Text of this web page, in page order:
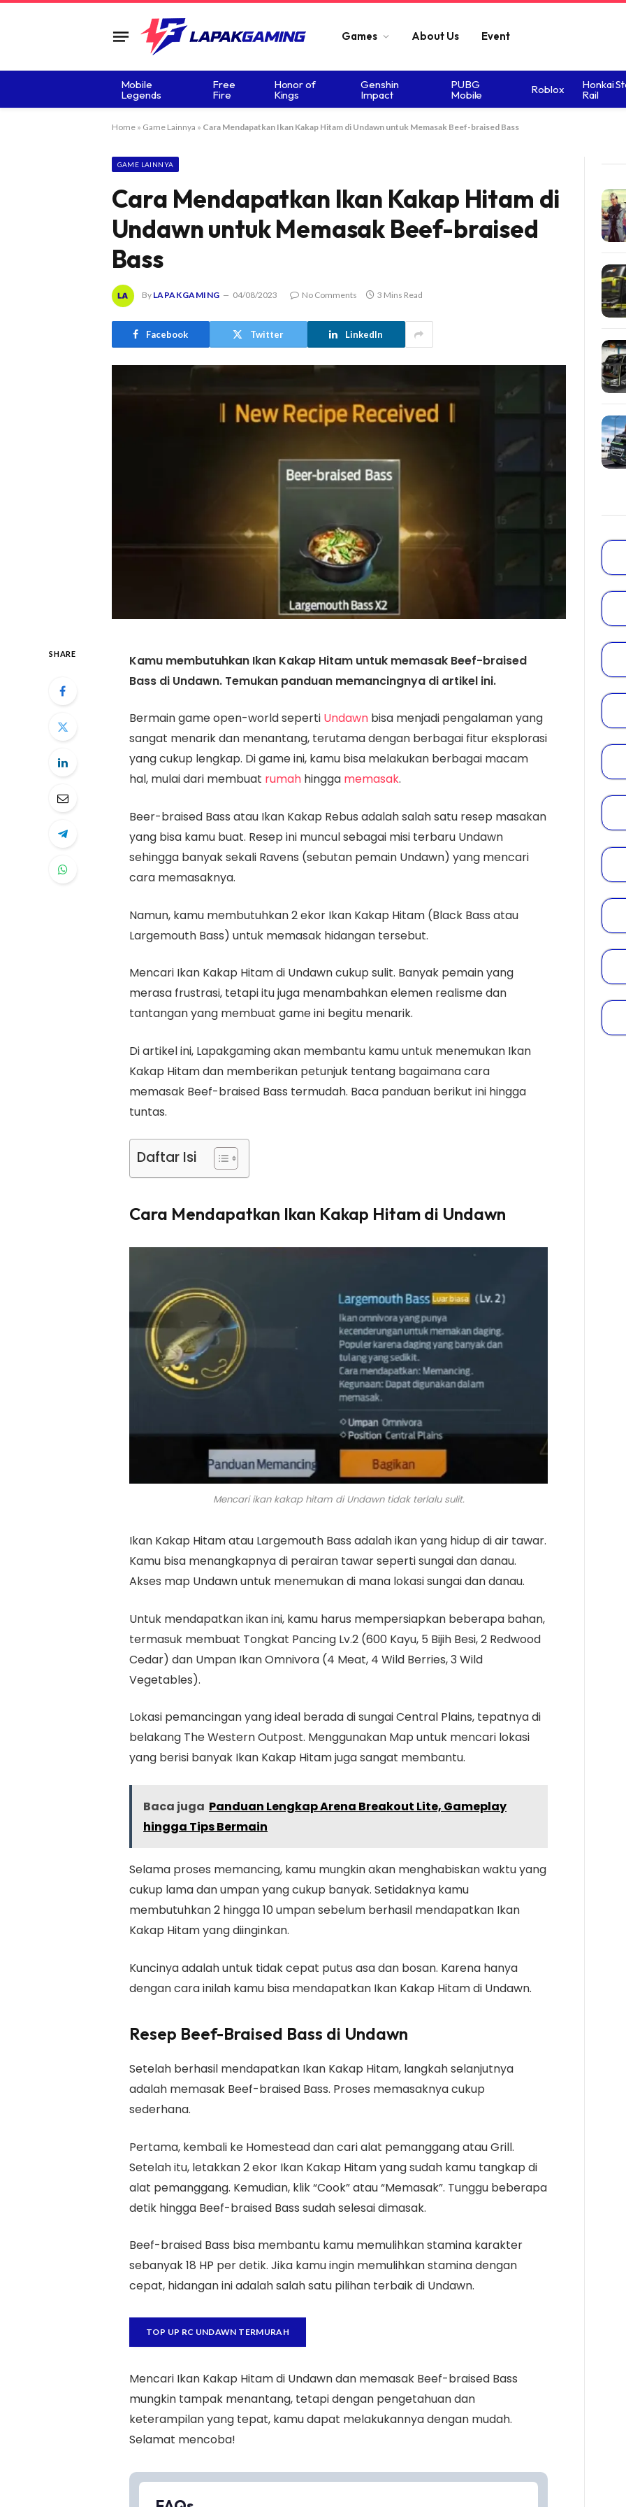
Games About Us Event
Mobile
Legends
Free
Fire
Honor of
Kings
Genshin
Impact
PUBG
Mobile Roblox Honkai
Rail
Home» Game Lainnya » Cara Mendapatkan Ikan Kakap Hitam di Undawn untuk Memasak Beef-braised Bass
GAME LAINNYA
Cara Mendapatkan Ikan Kakap Hitam di
Undawn untuk Memasak Beef-braised
Bass
By LAPAKGAMING 04/08/2023 No Comments 3 Mins Read
Facebook Twitter LinkedIn
SHARE
Kamu membutuhkan Ikan Kakap Hitam untuk memasak Beef-braised
Bass di Undawn. Temukan panduan memancingnya di artikel ini.
Bermain game open-world seperti Undawn bisa menjadi pengalaman yang
sangat menarik dan menantang, terutama dengan berbagai fitur eksplorasi
yang cukup lengkap. Di game ini, kamu bisa melakukan berbagai macam
hal, mulai dari membuat rumah hingga memasak.
Beer-braised Bass atau Ikan Kakap Rebus adalah salah satu resep masakan
yang bisa kamu buat. Resep ini muncul sebagai misi terbaru Undawn
sehingga banyak sekali Ravens (sebutan pemain Undawn) yang mencari
cara memasaknya.
Namun, kamu membutuhkan 2 ekor Ikan Kakap Hitam (Black Bass atau
Largemouth Bass) untuk memasak hidangan tersebut.
Mencari Ikan Kakap Hitam di Undawn cukup sulit. Banyak pemain yang
merasa frustrasi, tetapi itu juga menambahkan elemen realisme dan
tantangan yang membuat game ini begitu menarik.
Di artikel ini, Lapakgaming akan membantu kamu untuk menemukan Ikan
Kakap Hitam dan memberikan petunjuk tentang bagaimana cara
memasak Beef-braised Bass termudah. Baca panduan berikut ini hingga
tuntas.
Daftar Isi
Cara Mendapatkan Ikan Kakap Hitam di Undawn
Mencari ikan kakap hitam di Undawn tidak terlalu sulit.
Ikan Kakap Hitam atau Largemouth Bass adalah ikan yang hidup di air tawar.
Kamu bisa menangkapnya di perairan tawar seperti sungai dan danau.
Akses map Undawn untuk menemukan di mana lokasi sungai dan danau.
Untuk mendapatkan ikan ini, kamu harus mempersiapkan beberapa bahan,
termasuk membuat Tongkat Pancing Lv.2 (600 Kayu, 5 Bijih Besi, 2 Redwood
Cedar) dan Umpan Ikan Omnivora (4 Meat, 4 Wild Berries, 3 Wild
Vegetables).
Lokasi pemancingan yang ideal berada di sungai Central Plains, tepatnya di
belakang The Western Outpost. Menggunakan Map untuk mencari lokasi
yang berisi banyak Ikan Kakap Hitam juga sangat membantu.
Baca juga Panduan Lengkap Arena Breakout Lite, Gameplay
hingga Tips Bermain
Selama proses memancing, kamu mungkin akan menghabiskan waktu yang
cukup lama dan umpan yang cukup banyak. Setidaknya kamu
membutuhkan 2 hingga 10 umpan sebelum berhasil mendapatkan Ikan
Kakap Hitam yang diinginkan.
Kuncinya adalah untuk tidak cepat putus asa dan bosan. Karena hanya
dengan cara inilah kamu bisa mendapatkan Ikan Kakap Hitam di Undawn.
Resep Beef-Braised Bass di Undawn
Setelah berhasil mendapatkan Ikan Kakap Hitam, langkah selanjutnya
adalah memasak Beef-braised Bass. Proses memasaknya cukup
sederhana.
Pertama, kembali ke Homestead dan cari alat pemanggang atau Grill.
Setelah itu, letakkan 2 ekor Ikan Kakap Hitam yang sudah kamu tangkap di
alat pemanggang. Kemudian, klik “Cook” atau “Memasak”. Tunggu beberapa
detik hingga Beef-braised Bass sudah selesai dimasak.
Beef-braised Bass bisa membantu kamu memulihkan stamina karakter
sebanyak 18 HP per detik. Jika kamu ingin memulihkan stamina dengan
cepat, hidangan ini adalah salah satu pilihan terbaik di Undawn.
TOP UP RC UNDAWN TERMURAH
Mencari Ikan Kakap Hitam di Undawn dan memasak Beef-braised Bass
mungkin tampak menantang, tetapi dengan pengetahuan dan
keterampilan yang tepat, kamu dapat melakukannya dengan mudah.
Selamat mencoba!